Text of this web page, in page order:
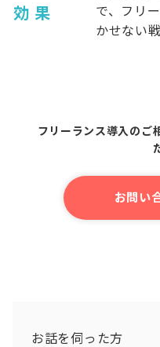
効 果
で、フリ
かせない
フリーランス導入のご
お問い
お話を伺った方